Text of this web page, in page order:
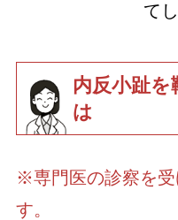
て
内反小趾
は
※専門医の診察を受
す。